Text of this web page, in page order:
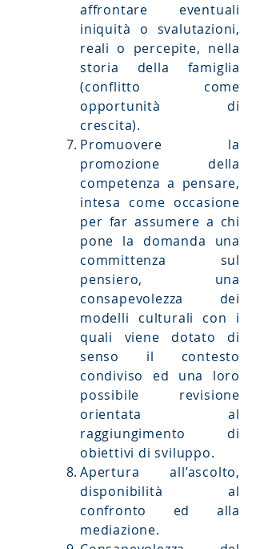
affrontare eventuali
iniquità o svalutazioni,
reali o percepite, nella
storia della famiglia
(conflitto come
opportunità di
crescita).
Promuovere la
promozione della
competenza a pensare,
intesa come occasione
per far assumere a chi
pone la domanda una
committenza sul
pensiero, una
consapevolezza dei
modelli culturali con i
quali viene dotato di
senso il contesto
condiviso ed una loro
possibile revisione
orientata al
raggiungimento di
obiettivi di sviluppo.
Apertura all’ascolto,
disponibilità al
confronto ed alla
mediazione.